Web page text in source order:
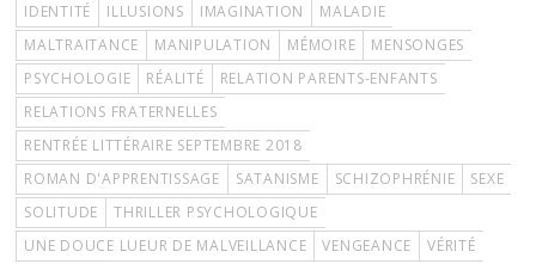
IDENTITÉ
ILLUSIONS IMAGINATION
MALADIE
MALTRAITANCE
MANIPULATION MÉMOIRE
MENSONGES
PSYCHOLOGIE
RÉALITÉ
RELATION PARENTS-ENFANTS
RELATIONS FRATERNELLES
RENTRÉE LITTÉRAIRE SEPTEMBRE 2018
ROMAN D'APPRENTISSAGE
SATANISME SCHIZOPHRÉNIE
SEXE
SOLITUDE
THRILLER PSYCHOLOGIQUE
UNE DOUCE LUEUR DE MALVEILLANCE
VENGEANCE
VÉRITÉ